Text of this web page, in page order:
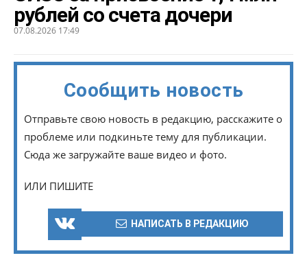
рублей со счета дочери
07.08.2026 17:49
Сообщить новость
Отправьте свою новость в редакцию, расскажите о
проблеме или подкиньте тему для публикации.
Сюда же загружайте ваше видео и фото.
ИЛИ ПИШИТЕ
НАПИСАТЬ В РЕДАКЦИЮ